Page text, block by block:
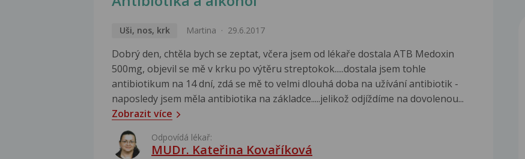
Uši, nos, krk Martina 29.6.2017
Dobrý den, chtěla bych se zeptat, včera jsem od lékaře dostala ATB Medoxin
500mg, objevil se mě v krku po výtěru streptokok.....dostala jsem tohle
antibiotikum na 14 dní, zdá se mě to velmi dlouhá doba na užívání antibiotik -
naposledy jsem měla antibiotika na základce.....jelikož odjíždíme na dovolenou...
Zobrazit více
Odpovídá lékař:
MUDr. Kateřina Kovaříková